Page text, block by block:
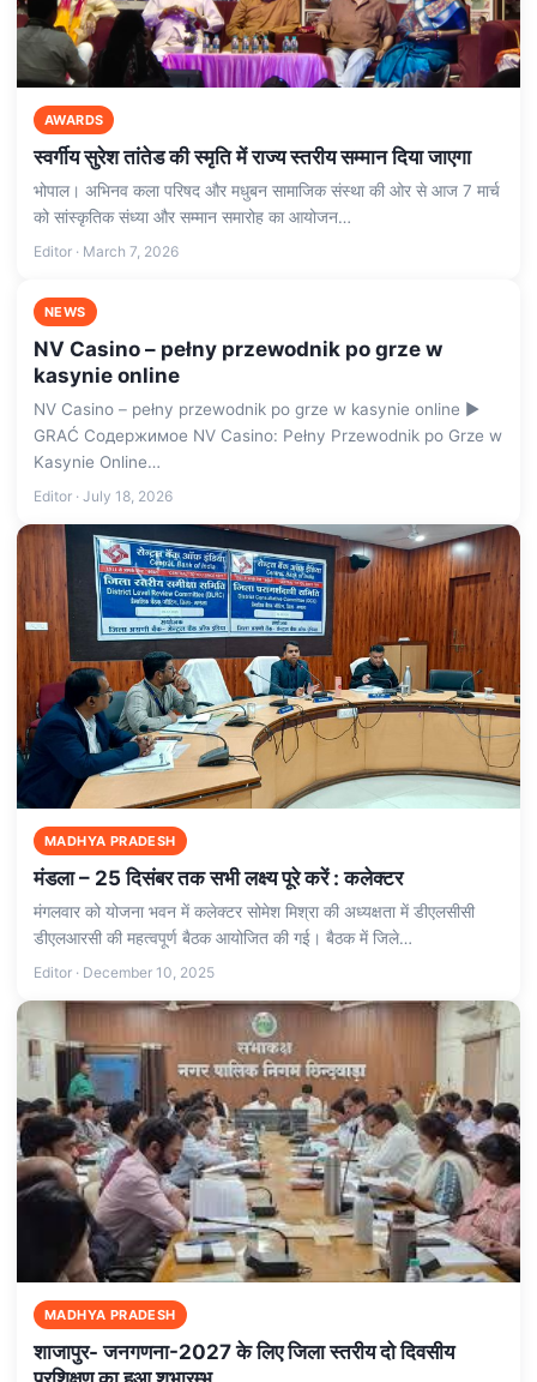
AWARDS
स्वर्गीय सुरेश तांतेड की स्मृति में राज्य स्तरीय सम्मान दिया जाएगा
भोपाल। अभिनव कला परिषद और मधुबन सामाजिक संस्था की ओर से आज 7 मार्च
को सांस्कृतिक संध्या और सम्मान समारोह का आयोजन…
Editor · March 7, 2026
NEWS
NV Casino – pełny przewodnik po grze w
kasynie online
NV Casino – pełny przewodnik po grze w kasynie online ▶️
GRAĆ Содержимое NV Casino: Pełny Przewodnik po Grze w
Kasynie Online…
Editor · July 18, 2026
MADHYA PRADESH
मंडला – 25 दिसंबर तक सभी लक्ष्य पूरे करें : कलेक्टर
मंगलवार को योजना भवन में कलेक्टर सोमेश मिश्रा की अध्यक्षता में डीएलसीसी
डीएलआरसी की महत्वपूर्ण बैठक आयोजित की गई। बैठक में जिले…
Editor · December 10, 2025
MADHYA PRADESH
शाजापुर- जनगणना-2027 के लिए जिला स्तरीय दो दिवसीय